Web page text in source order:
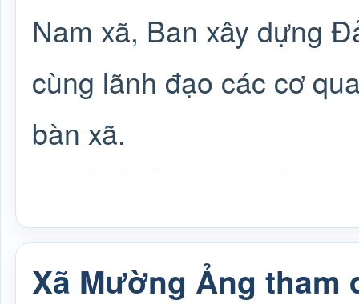
Nam xã, Ban xây dựng
cùng lãnh đạo các cơ
bàn xã.
Xã Mường Ảng